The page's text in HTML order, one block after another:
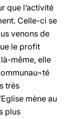
que l’activité
Celle-ci se
venons de
le profit
même, elle
très
mène au
plus